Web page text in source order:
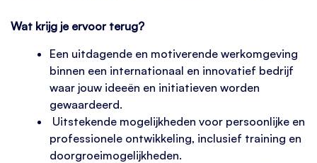
Wat krijg je ervoor terug?
Een uitdagende en motiverende werkomgeving
binnen een internationaal en innovatief bedrijf
waar jouw ideeën en initiatieven worden
gewaardeerd.
Uitstekende mogelijkheden voor persoonlijke en
professionele ontwikkeling, inclusief training en
doorgroeimogelijkheden.